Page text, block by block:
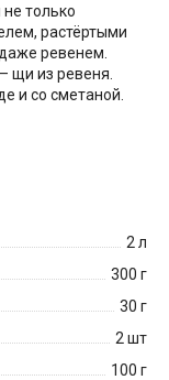
только
растёртыми
ревенем.
щи из ревеня.
и со сметаной.
2 л
300 г
30 г
2 шт
100 г